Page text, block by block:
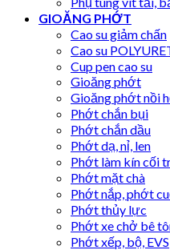
GIOĂNG PHỚT
Cao su giảm chấn
Cao su
Cup pen cao su
Gioăng phớt
Gioăng phớt nồi
Phớt chắn bụi
Phớt chắn dầu
Phớt dạ, nỉ, len
Phớt làm kín cối
Phớt mặt chà
Phớt nắp, phớt
Phớt thủy lực
Phớt xe chở bê
Phớt xếp, bộ, EVS